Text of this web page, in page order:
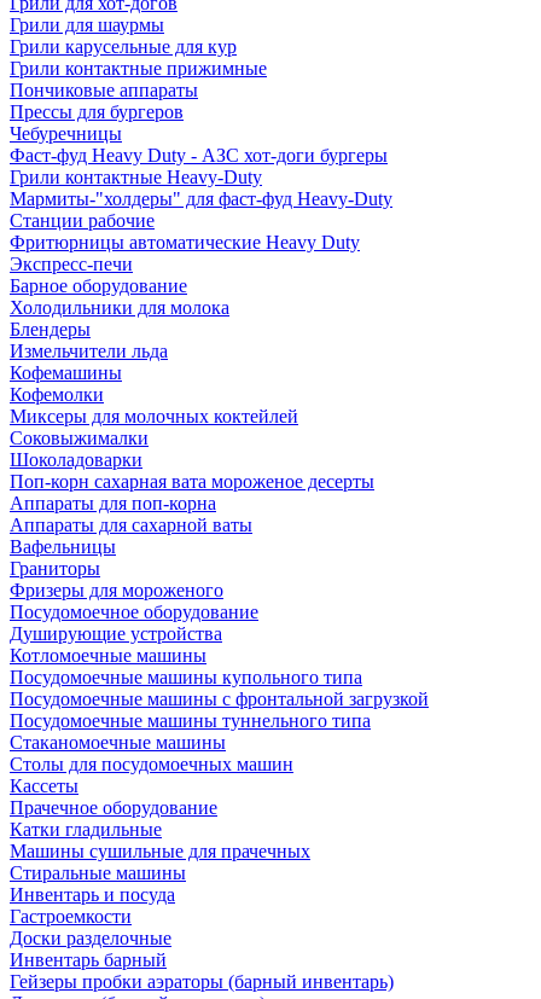
Грили для шаурмы
Грили карусельные для кур
Грили контактные прижимные
Пончиковые аппараты
Прессы для бургеров
Чебуречницы
Фаст-фуд Heavy Duty - АЗС хот-доги бургеры
Грили контактные Heavy-Duty
Мармиты-"холдеры" для фаст-фуд Heavy-Duty
Станции рабочие
Фритюрницы автоматические Heavy Duty
Экспресс-печи
Барное оборудование
Холодильники для молока
Блендеры
Измельчители льда
Кофемашины
Кофемолки
Миксеры для молочных коктейлей
Соковыжималки
Шоколадоварки
Поп-корн сахарная вата мороженое десерты
Аппараты для поп-корна
Аппараты для сахарной ваты
Вафельницы
Граниторы
Фризеры для мороженого
Посудомоечное оборудование
Душирующие устройства
Котломоечные машины
Посудомоечные машины купольного типа
Посудомоечные машины с фронтальной загрузкой
Посудомоечные машины туннельного типа
Стаканомоечные машины
Столы для посудомоечных машин
Кассеты
Прачечное оборудование
Катки гладильные
Машины сушильные для прачечных
Стиральные машины
Инвентарь и посуда
Гастроемкости
Доски разделочные
Инвентарь барный
Гейзеры пробки аэраторы (барный инвентарь)